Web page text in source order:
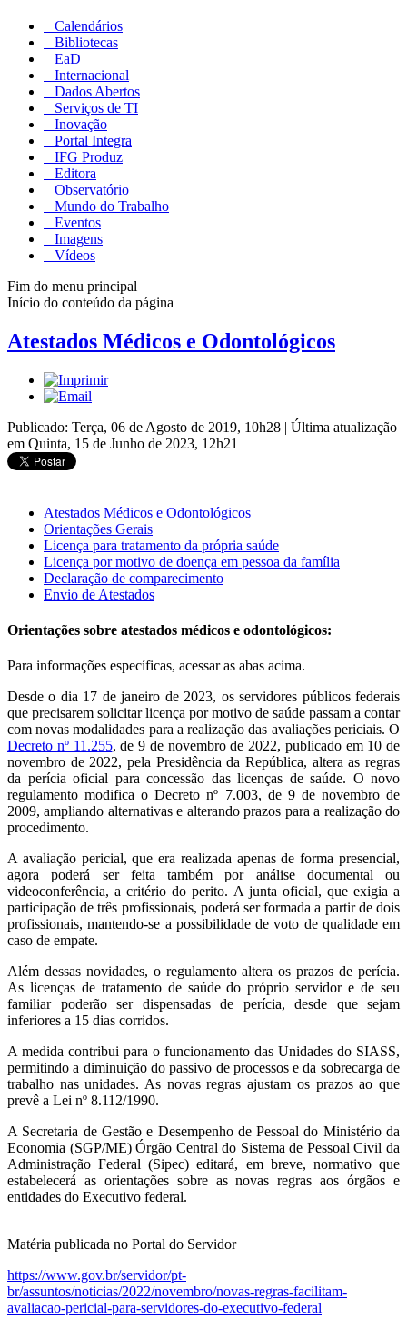
Calendários
Bibliotecas
EaD
Internacional
Dados Abertos
Serviços de TI
Inovação
Portal Integra
IFG Produz
Editora
Observatório
Mundo do Trabalho
Eventos
Imagens
Vídeos
Fim do menu principal
Início do conteúdo da página
Atestados Médicos e Odontológicos
Publicado: Terça, 06 de Agosto de 2019, 10h28 | Última atualização
em Quinta, 15 de Junho de 2023, 12h21
Atestados Médicos e Odontológicos
Orientações Gerais
Licença para tratamento da própria saúde
Licença por motivo de doença em pessoa da família
Declaração de comparecimento
Envio de Atestados
Orientações sobre atestados médicos e odontológicos:
Para informações específicas, acessar as abas acima.
Desde o dia 17 de janeiro de 2023, os servidores públicos federais
que precisarem solicitar licença por motivo de saúde passam a contar
com novas modalidades para a realização das avaliações periciais. O
Decreto nº 11.255, de 9 de novembro de 2022, publicado em 10 de
novembro de 2022, pela Presidência da República, altera as regras
da perícia oficial para concessão das licenças de saúde. O novo
regulamento modifica o Decreto nº 7.003, de 9 de novembro de
2009, ampliando alternativas e alterando prazos para a realização do
procedimento.
A avaliação pericial, que era realizada apenas de forma presencial,
agora poderá ser feita também por análise documental ou
videoconferência, a critério do perito. A junta oficial, que exigia a
participação de três profissionais, poderá ser formada a partir de dois
profissionais, mantendo-se a possibilidade de voto de qualidade em
caso de empate.
Além dessas novidades, o regulamento altera os prazos de perícia.
As licenças de tratamento de saúde do próprio servidor e de seu
familiar poderão ser dispensadas de perícia, desde que sejam
inferiores a 15 dias corridos.
A medida contribui para o funcionamento das Unidades do SIASS,
permitindo a diminuição do passivo de processos e da sobrecarga de
trabalho nas unidades. As novas regras ajustam os prazos ao que
prevê a Lei nº 8.112/1990.
A Secretaria de Gestão e Desempenho de Pessoal do Ministério da
Economia (SGP/ME) Órgão Central do Sistema de Pessoal Civil da
Administração Federal (Sipec) editará, em breve, normativo que
estabelecerá as orientações sobre as novas regras aos órgãos e
entidades do Executivo federal.
Matéria publicada no Portal do Servidor
https://www.gov.br/servidor/pt-
br/assuntos/noticias/2022/novembro/novas-regras-facilitam-
avaliacao-pericial-para-servidores-do-executivo-federal